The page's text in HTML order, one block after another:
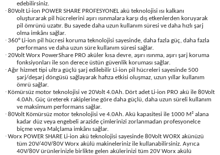
Raspalar
Seramik Kesme Makineleri
Sıcak Hava Tabancaları
Silikon ve Mum Tabancaları
Somun Sıkma Makineleri
Taşlamalar
edebilirsiniz.
· 80Volt Li-ion POWER SHARE PROFESYONEL akü teknolojisi ısı kalkanı
oluşturarak pil hücrelerini aşırı ısınmalara karşı dış etkenlerden koruyarak
pil ömrünü uzatır. Bu sayede daha uzun kullanım süresi ve daha hızlı şarj
olma imkânı sağlar.
· 360° Li-ion pil hücresi koruma teknolojisi sayesinde, daha fazla güç, daha fazla
performans ve daha uzun süre kullanım süresi sağlar.
· 20Volt Worx PowerShare PRO aküler kısa devre, aşırı ısınma, aşırı şarj koruma
fonksiyonları ile son derece üstün güvenlik koruması sağlar.
· Ağır hizmet tipi ultra güçlü şarj edilebilir Li-ion pil hücreleri sayesinde 500
şarj/deşarj döngüsü sağlayarak hafıza etkisi oluşmaz, uzun yıllar kullanım
ömrü sağlar.
· Kömürsüz motor teknolojisi ve 20Volt 4.0Ah. Dört adet Li-ion PRO akü ile 80Volt
4.0Ah. Güç üreterek rakiplerine göre daha güçlü, daha uzun süreli kullanım
ve maksimum performans sağlar.
· 80Volt Kömürsüz motor teknolojisi ve 4.0Ah. Akü kapasitesi ile 1000 M² alana
kadar düz veya engebeli arazide çimlerinizi zorlanmadan profesyonelce
biçme veya Malçlama imkânı sağlar.
· Worx POWER SHARE Li-ion akü teknolojisi sayesinde 80Volt WORX akünüzü
tüm 20V/40V/80V Worx akülü makineleriniz ile kullanabilirsiniz. Ayrıca
40V/80V ürünlerinizle birlikte gelen akülerinizi tüm 20V Worx akülü